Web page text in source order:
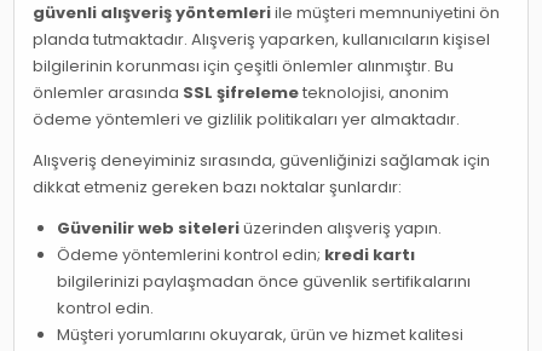
güvenli alışveriş yöntemleriile müşteri memnuniyetini ön
planda tutmaktadır. Alışveriş yaparken, kullanıcıların kişisel
bilgilerinin korunması için çeşitli önlemler alınmıştır. Bu
önlemler arasında SSL şifrelemeteknolojisi, anonim
ödeme yöntemleri ve gizlilik politikaları yer almaktadır.
Alışveriş deneyiminiz sırasında, güvenliğinizi sağlamak için
dikkat etmeniz gereken bazı noktalar şunlardır:
Güvenilir web siteleriüzerinden alışveriş yapın.
Ödeme yöntemlerini kontrol edin; kredi kartı
bilgilerinizi paylaşmadan önce güvenlik sertifikalarını
kontrol edin.
Müşteri yorumlarını okuyarak, ürün ve hizmet kalitesi